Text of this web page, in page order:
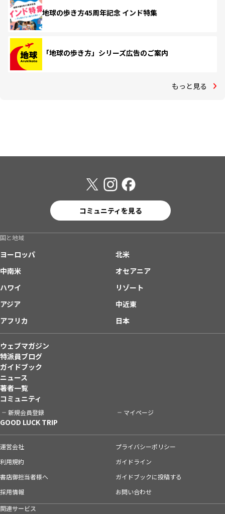
地球の歩き方45周年記念 インド特集
「地球の歩き方」シリーズ広告のご案内
もっと見る
コミュニティを見る
国と地域
ヨーロッパ
北米
中南米
オセアニア
ハワイ
リゾート
アジア
中近東
アフリカ
日本
ウェブマガジン
特派員ブログ
ガイドブック
ニュース
著者一覧
コミュニティ
新規会員登録 マイページ
GOOD LUCK TRIP
運営会社
プライバシーポリシー
利用規約
ガイドライン
書店御担当者様へ
ガイドブックに投稿する
採用情報
お問い合わせ
関連サービス